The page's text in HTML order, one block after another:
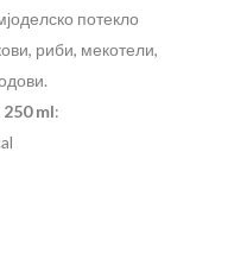
потекло
риби, мекотели,
ml: